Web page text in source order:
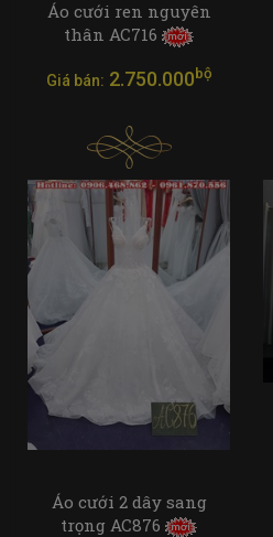
Áo cưới ren nguyên
thân AC716
Giá bán: 2.750.000bộ
Áo cưới 2 dây sang
trọng AC876